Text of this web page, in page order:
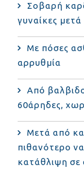
Σοβαρή
γυναίκες
Με πόσες
αρρυθμία
Από
60άρηδες,
Μετά από
πιθανότερο
κατάθλιψη σε